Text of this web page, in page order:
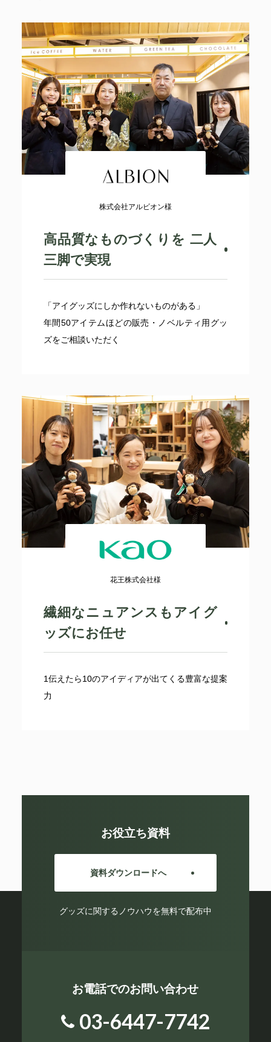
株式会社アルビオン様
高品質なものづくりを 二人
三脚で実現
「アイグッズにしか作れないものがある」
年間50アイテムほどの販売・ノベルティ用グッ
ズをご相談いただく
花王株式会社様
繊細なニュアンスもアイグ
ッズにお任せ
1伝えたら10のアイディアが出てくる豊富な提案
力
お役立ち資料
資料ダウンロードへ
グッズに関するノウハウを無料で配布中
お電話でのお問い合わせ
03-6447-7742